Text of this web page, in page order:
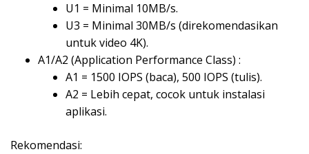
U1 = Minimal 10MB/s.
U3 = Minimal 30MB/s (direkomendasikan
untuk video 4K).
A1/A2 (Application Performance Class) :
A1 = 1500 IOPS (baca), 500 IOPS (tulis).
A2 = Lebih cepat, cocok untuk instalasi
aplikasi.
Rekomendasi: